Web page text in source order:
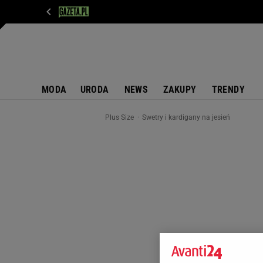
MODA URODA NEWS ZAKUPY TRENDY
Plus Size Swetry i kardigany na jesień